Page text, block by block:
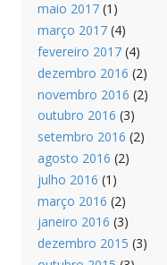
maio 2017(1)
março 2017(4)
fevereiro 2017(4)
dezembro 2016 (2)
novembro 2016 (2)
outubro 2016 (3)
setembro 2016 (2)
agosto 2016 (2)
julho 2016 (1)
março 2016 (2)
janeiro 2016 (3)
dezembro 2015 (3)